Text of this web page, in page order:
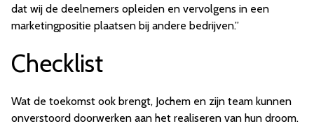
dat wij de deelnemers opleiden en vervolgens in een
marketingpositie plaatsen bij andere bedrijven.”
Checklist
Wat de toekomst ook brengt, Jochem en zijn team kunnen
onverstoord doorwerken aan het realiseren van hun droom.